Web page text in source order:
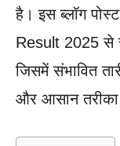
है। इस ब्लॉग
Result 2025 से
जिसमें संभावित
और आसान तरीका